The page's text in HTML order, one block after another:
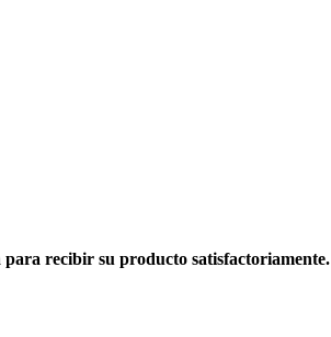
recibir su producto satisfactoriamente.